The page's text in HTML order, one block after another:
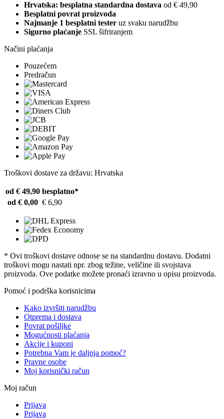
Hrvatska: besplatna standardna dostava od € 49,90
Besplatni povrat proizvoda
Najmanje 1 besplatni tester uz svaku narudžbu
Sigurno plaćanje SSL šifriranjem
Načini plaćanja
Pouzećem
Predračun
Troškovi dostave za državu: Hrvatska
od € 49,90 besplatno*
od € 0,00 € 6,90
* Ovi troškovi dostave odnose se na standardnu ​​dostavu. Dodatni
troškovi mogu nastati npr. zbog težine, veličine ili svojstava
proizvoda. Ove podatke možete pronaći izravno u opisu proizvoda.
Pomoć i podrška korisnicima
Kako izvršiti narudžbu
Otprema i dostava
Povrat pošiljke
Mogućnosti plaćanja
Akcije i kuponi
Potrebna Vam je daljnja pomoć?
Pravne osobe
Moj korisnički račun
Moj račun
Prijava
Prijava